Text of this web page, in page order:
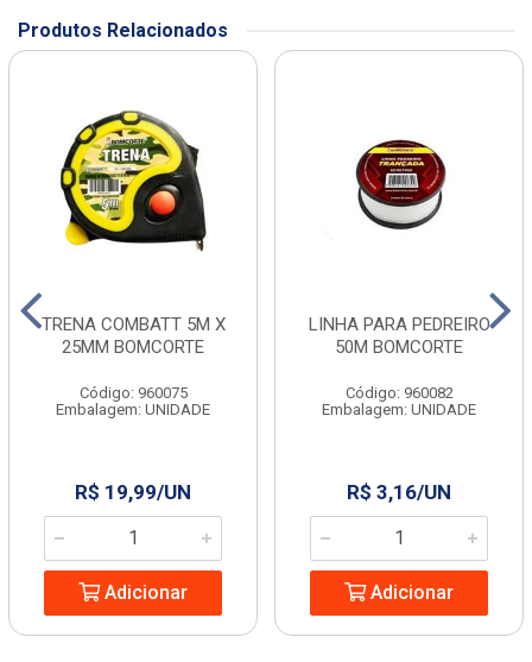
Produtos Relacionados
TRENA COMBATT 5M X
25MM BOMCORTE
Código: 960075
Embalagem: UNIDADE
R$ 19,99/UN
Adicionar
LINHA PARA PEDREIRO
50M BOMCORTE
Código: 960082
Embalagem: UNIDADE
R$ 3,16/UN
Adicionar